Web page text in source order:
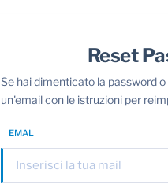
Reset
Se hai dimenticato la password
un'email con le istruzioni per
EMAL